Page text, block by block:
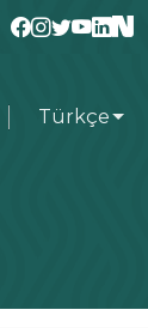
Türkçe